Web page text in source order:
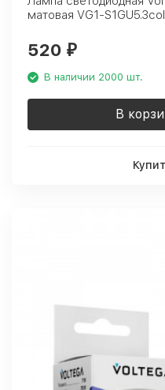
матовая VG1-
520 ₽
В наличии 2000 шт.
В